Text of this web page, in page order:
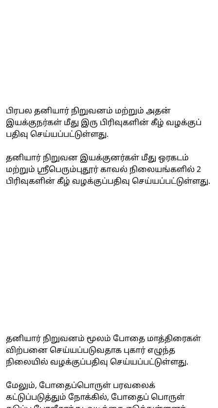
பிரபல தனியார் நிறுவனம் மற்றும் அதன்
இயக்குநர்கள் மீது இரு பிரிவுகளின் கீழ் வழக்குப்
பதிவு செய்யப்பட்டுள்ளது.
தனியார் நிறுவன இயக்குனர்கள் மீது ஒரகடம்
மற்றும் ஸ்ரீபெரும்புதூர் காவல் நிலையங்களில் 2
பிரிவுகளின் கீழ் வழக்குப்பதிவு செய்யப்பட்டுள்ளது.
தனியார் நிறுவனம் மூலம் போதை மாத்திரைகள்
விற்பனை செய்யப்படுவதாக புகார் எழுந்த
நிலையில் வழக்குப்பதிவு செய்யப்பட்டுள்ளது.
மேலும், போதைப்பொருள் பரவலைக்
கட்டுப்படுத்தும் நோக்கில், போதைப் பொருள்